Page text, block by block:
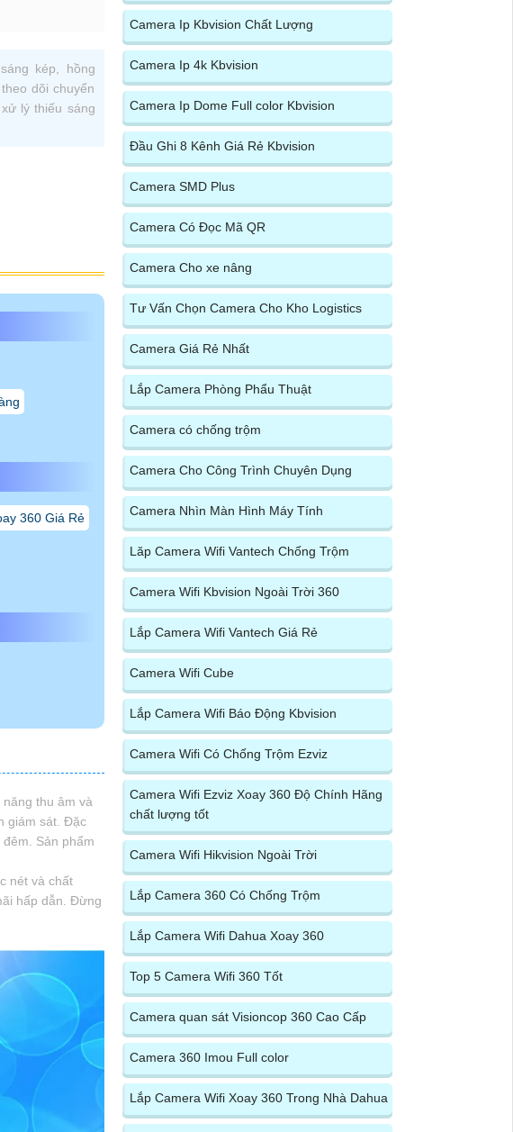
kép, hồng
dõi chuyển
lý thiếu sáng
360 Giá Rẻ
thu âm và
giám sát. Đặc
Sản phẩm
nét và chất
hấp dẫn. Đừng
Camera Ip Kbvision Chất Lượng
Camera Ip 4k Kbvision
Camera Ip Dome Full color Kbvision
Đầu Ghi 8 Kênh Giá Rẻ Kbvision
Camera SMD Plus
Camera Có Đọc Mã QR
Camera Cho xe nâng
Tư Vấn Chọn Camera Cho Kho Logistics
Camera Giá Rẻ Nhất
Lắp Camera Phòng Phẩu Thuật
Camera có chống trộm
Camera Cho Công Trình Chuyên Dụng
Camera Nhìn Màn Hình Máy Tính
Lăp Camera Wifi Vantech Chống Trộm
Camera Wifi Kbvision Ngoài Trời 360
Lắp Camera Wifi Vantech Giá Rẻ
Camera Wifi Cube
Lắp Camera Wifi Báo Động Kbvision
Camera Wifi Có Chống Trộm Ezviz
Camera Wifi Ezviz Xoay 360 Độ Chính Hãng
chất lượng tốt
Camera Wifi Hikvision Ngoài Trời
Lắp Camera 360 Có Chống Trộm
Lắp Camera Wifi Dahua Xoay 360
Top 5 Camera Wifi 360 Tốt
Camera quan sát Visioncop 360 Cao Cấp
Camera 360 Imou Full color
Lắp Camera Wifi Xoay 360 Trong Nhà Dahua